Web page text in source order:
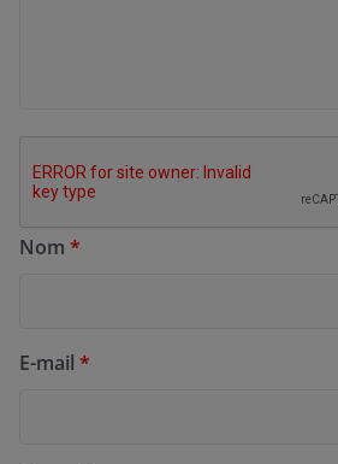
Nom *
E-mail *